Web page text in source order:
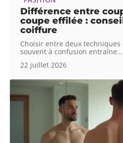
Différence entre
coupe effilée :
coiffure
Choisir entre deux
souvent à confusion entraîne…
22 juillet 2026